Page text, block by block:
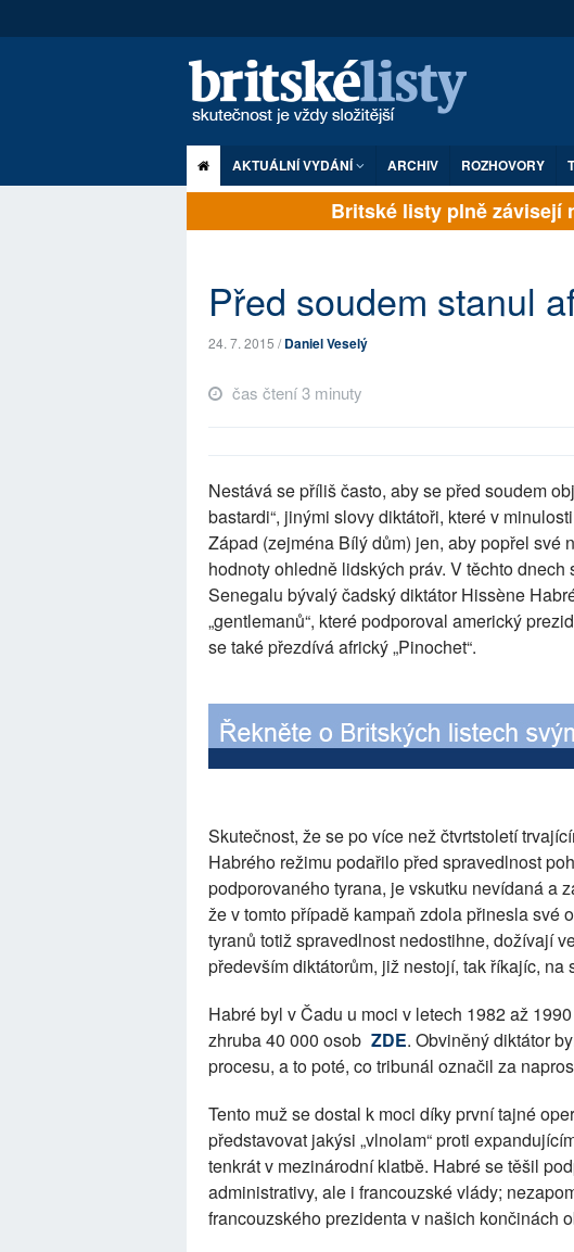
AKTUÁLNÍ VYDÁNÍ ARCHIV ROZHOVORY
Britské listy plně závisejí
Před soudem stanul
24. 7. 2015 /Daniel Veselý
čas čtení 3 minuty
Nestává se příliš často, aby se před soudem
bastardi“, jinými slovy diktátoři, které v
Západ (zejména Bílý dům) jen, aby popřel své
hodnoty ohledně lidských práv. V těchto dnech
Senegalu bývalý čadský diktátor Hissène
„gentlemanů“, které podporoval americký
se také přezdívá africký „Pinochet“.
Skutečnost, že se po více než čtvrtstoletí
Habrého režimu podařilo před spravedlnost
podporovaného tyrana, je vskutku nevídaná a
že v tomto případě kampaň zdola přinesla své
tyranů totiž spravedlnost nedostihne, dožívají
především diktátorům, již nestojí, tak říkajíc, na
Habré byl v Čadu u moci v letech 1982 až
zhruba 40 000 osob ZDE. Obviněný diktátor
procesu, a to poté, co tribunál označil za
Tento muž se dostal k moci díky první tajné
představovat jakýsi „vlnolam“ proti
tenkrát v mezinárodní klatbě. Habré se těšil
administrativy, ale i francouzské vlády;
francouzského prezidenta v našich končinách